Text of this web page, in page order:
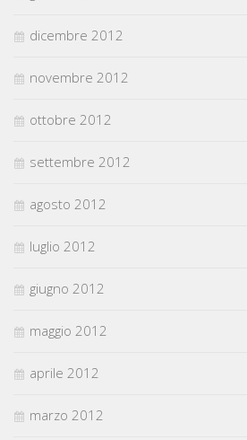
dicembre 2012
novembre 2012
ottobre 2012
settembre 2012
agosto 2012
luglio 2012
giugno 2012
maggio 2012
aprile 2012
marzo 2012